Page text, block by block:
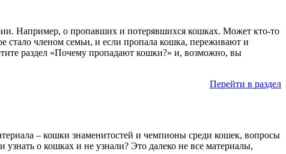
Например, о пропавших и потерявшихся кошках. Может кто-то
стало членом семьи, и если пропала кошка, переживают и
раздел «Почему пропадают кошки?» и, возможно, вы
Перейти в раздел
– кошки знаменитостей и чемпионы среди кошек, вопросы
о кошках и не узнали? Это далеко не все материалы,